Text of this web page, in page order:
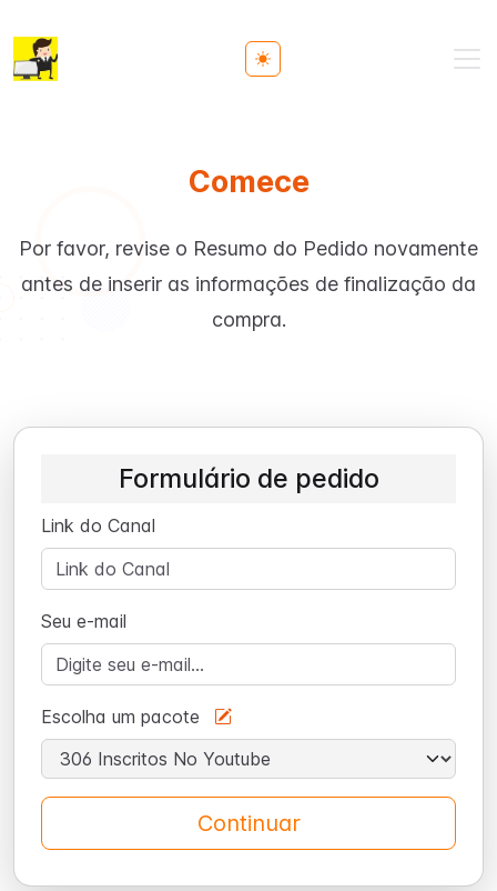
Toggle theme
Comece
Por favor, revise o Resumo do Pedido novamente
antes de inserir as informações de finalização da
compra.
Formulário de pedido
Link do Canal
Seu e-mail
Escolha um pacote
Continuar